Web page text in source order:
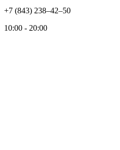
+7 (843) 238‒42‒50
10:00 - 20:00